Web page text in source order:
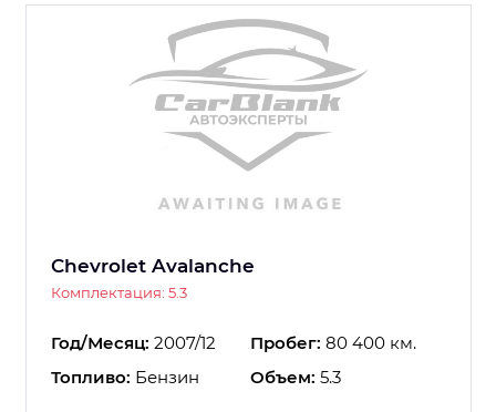
Chevrolet Avalanche
Комплектация: 5.3
Год/Месяц: 2007/12 Пробег: 80 400 км.
Топливо: Бензин Объем: 5.3